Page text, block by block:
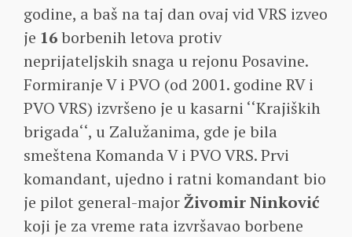
godine, a baš na taj dan ovaj vid VRS izveo
je 16borbenih letova protiv
neprijateljskih snaga u rejonu Posavine.
Formiranje V i PVO (od 2001. godine RV i
PVO VRS) izvršeno je u kasarni ‘‘Krajiških
brigada‘‘, u Zalužanima, gde je bila
smeštena Komanda V i PVO VRS. Prvi
komandant, ujedno i ratni komandant bio
je pilot general-majorŽivomir Ninković
koji je za vreme rata izvršavao borbene